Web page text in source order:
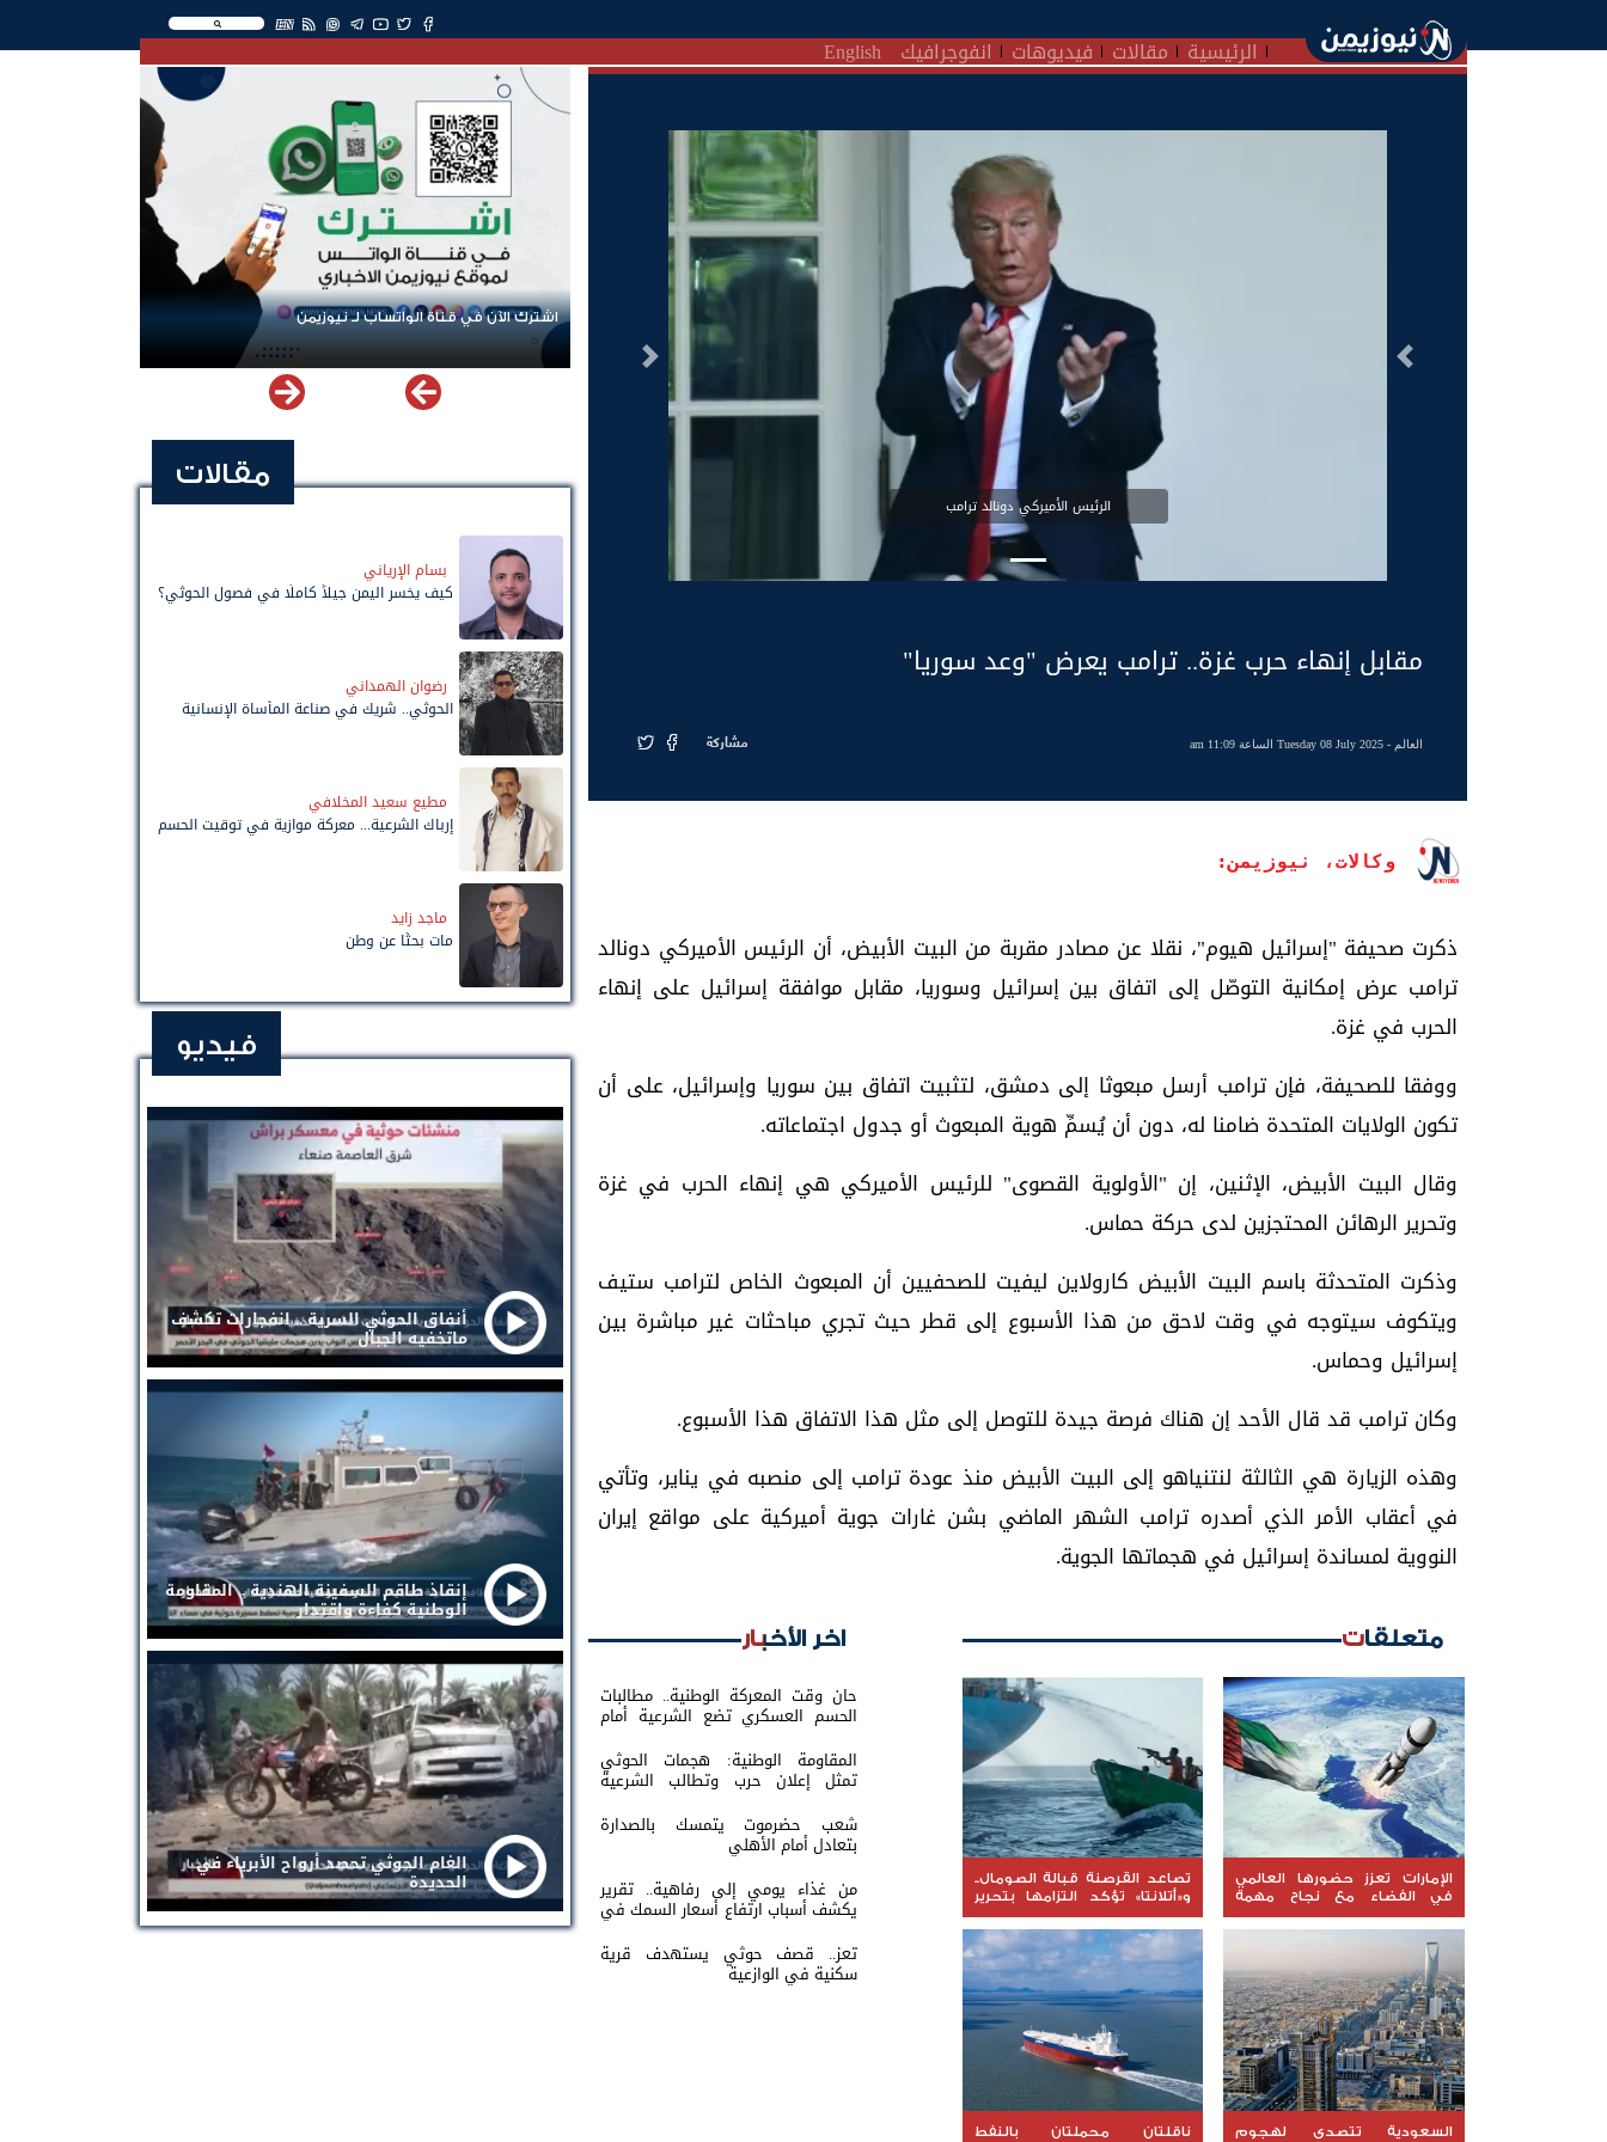
EN
الرئيسية مقالات فيديوهات انفوجرافيك English
الرئيس الأميركي دونالد ترامب
السابق التالى
مقابل إنهاء حرب غزة.. ترامب يعرض "وعد سوريا"
العالم - Tuesday 08 July 2025 الساعة 11:09 am مشاركة
وكالات، نيوزيمن:
ذكرت صحيفة "إسرائيل هيوم"، نقلا عن مصادر مقربة من البيت الأبيض، أن الرئيس الأميركي دونالد
ترامب عرض إمكانية التوصّل إلى اتفاق بين إسرائيل وسوريا، مقابل موافقة إسرائيل على إنهاء
الحرب في غزة.
ووفقا للصحيفة، فإن ترامب أرسل مبعوثا إلى دمشق، لتثبيت اتفاق بين سوريا وإسرائيل، على أن
تكون الولايات المتحدة ضامنا له، دون أن يُسمِّ هوية المبعوث أو جدول اجتماعاته.
وقال البيت الأبيض، الإثنين، إن "الأولوية القصوى" للرئيس الأميركي هي إنهاء الحرب في غزة
وتحرير الرهائن المحتجزين لدى حركة حماس.
وذكرت المتحدثة باسم البيت الأبيض كارولاين ليفيت للصحفيين أن المبعوث الخاص لترامب ستيف
ويتكوف سيتوجه في وقت لاحق من هذا الأسبوع إلى قطر حيث تجري مباحثات غير مباشرة بين
إسرائيل وحماس.
وكان ترامب قد قال الأحد إن هناك فرصة جيدة للتوصل إلى مثل هذا الاتفاق هذا الأسبوع.
وهذه الزيارة هي الثالثة لنتنياهو إلى البيت الأبيض منذ عودة ترامب إلى منصبه في يناير، وتأتي
في أعقاب الأمر الذي أصدره ترامب الشهر الماضي بشن غارات جوية أميركية على مواقع إيران
النووية لمساندة إسرائيل في هجماتها الجوية.
متعلقات
الإمارات تعزز حضورها العالمي
في الفضاء مع نجاح مهمة
"ليوناف-1"
تصاعد القرصنة قبالة الصومال..
و«أتلانتا» تؤكد التزامها بتحرير
السفن المحتجزة
السعودية تتصدى لهجوم
ناقلتان محملتان بالنفط
اخر الأخبار
حان وقت المعركة الوطنية.. مطالبات
الحسم العسكري تضع الشرعية أمام
اختبار القرار
المقاومة الوطنية: هجمات الحوثي
تمثل إعلان حرب وتطالب الشرعية
بتحريك الجبهات
شعب حضرموت يتمسك بالصدارة
بتعادل أمام الأهلي
من غذاء يومي إلى رفاهية.. تقرير
يكشف أسباب ارتفاع أسعار السمك في
تعز.. قصف حوثي يستهدف قرية
سكنية في الوازعية
اشترك الآن في قناة الواتساب لـ نيوزيمن
مقالات
بسام الإرياني
كيف يخسر اليمن جيلاً كاملًا في فصول الحوثي؟
رضوان الهمداني
الحوثي.. شريك في صناعة المأساة الإنسانية
مطيع سعيد المخلافي
إرباك الشرعية... معركة موازية في توقيت الحسم
ماجد زايد
مات بحثًا عن وطن
فيديو
أنفاق الحوثي السرية .. انفجارات تكشف
ماتخفيه الجبال
إنقاذ طاقم السفينة الهندية .. المقاومة
الوطنية كفاءة واقتدار
الغام الحوثي تحصد أرواح الأبرياء في
الحديدة